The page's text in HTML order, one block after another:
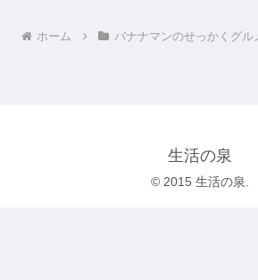
ホーム バナナマンのせっかくグル
生活の泉
© 2015 生活の泉.